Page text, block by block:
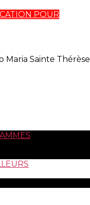
POUR
Maria Sainte Thérèse